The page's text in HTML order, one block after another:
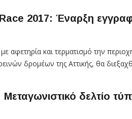
2017: Έναρξη
αφετηρία και τερματισμό την
δρομέων της Αττικής, θα
δελτίο